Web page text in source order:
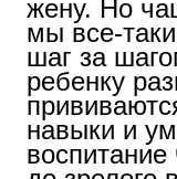
жену. Но
мы все-
шаг за
ребенку
навыки и
воспитание